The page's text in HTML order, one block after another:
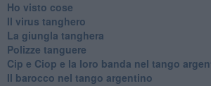
Ho visto cose
Il virus tanghero
La giungla tanghera
Polizze tanguere
Cip e Ciop e la loro banda nel tango
Il barocco nel tango argentino